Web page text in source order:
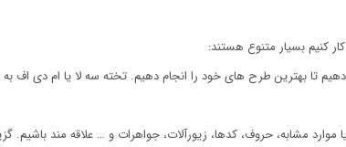
تا بهترین طرح های خود را انجام دهیم. تخته سه لا یا ام دی اف به
مشابه، حروف، کدها، زیورآلات، جواهرات و … علاقه مند باشیم.